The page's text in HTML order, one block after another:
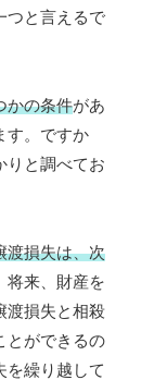
つと言えるで
かの条件があ
す。ですか
りと調べてお
渡損失は、次
将来、財産を
渡損失と相殺
とができるの
を繰り越して